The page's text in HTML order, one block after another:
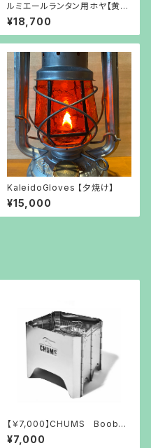
ルミエールランタン用ホヤ【黄昏
時】
¥18,700
KaleidoGloves 【夕焼け】
¥15,000
【￥7,000】CHUMS Booby
Face Folding Fire Pit Lサ
イズ
¥7,000